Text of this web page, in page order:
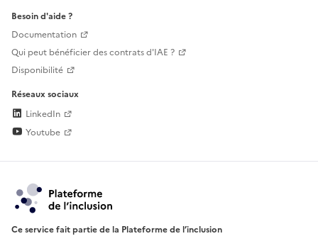
Besoin d'aide ?
Documentation
Qui peut bénéficier des contrats d'IAE ?
Disponibilité
Réseaux sociaux
LinkedIn
Youtube
Ce service fait partie de la Plateforme de l’inclusion